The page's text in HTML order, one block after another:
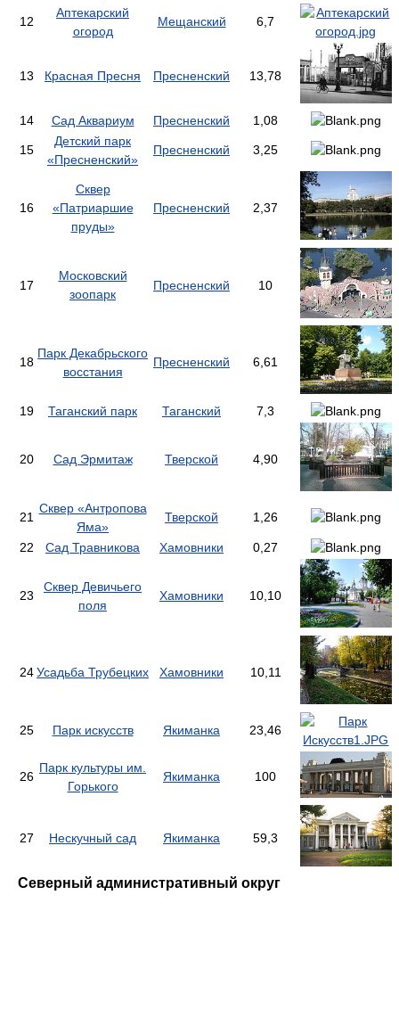
12
Аптекарский
огород
Мещанский 6,7
13 Красная Пресня Пресненский 13,78
14 Сад Аквариум Пресненский 1,08
15
Детский парк
«Пресненский»
Пресненский 3,25
16
Сквер
«Патриаршие
пруды»
Пресненский 2,37
17
Московский
зоопарк
Пресненский 10
18
Парк Декабрьского
восстания
Пресненский 6,61
19 Таганский парк Таганский 7,3
20 Сад Эрмитаж Тверской 4,90
21
Сквер «Антропова
Яма»
Тверской 1,26
22 Сад Травникова Хамовники 0,27
23
Сквер Девичьего
поля
Хамовники 10,10
24Усадьба Трубецких Хамовники 10,11
25 Парк искусств Якиманка 23,46
26
Парк культуры им.
Горького
Якиманка 100
27 Нескучный сад Якиманка 59,3
Северный административный округ